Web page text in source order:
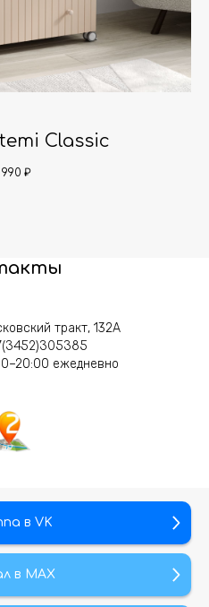
Classic
990 ₽
тракт, 132А
ежедневно
в VK
в МАХ